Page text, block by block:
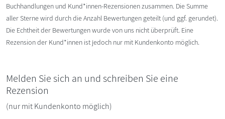
Buchhandlungen und Kund*innen-Rezensionen zusammen. Die Summe
aller Sterne wird durch die Anzahl Bewertungen geteilt (und ggf. gerundet).
Die Echtheit der Bewertungen wurde von uns nicht überprüft. Eine
Rezension der Kund*innen ist jedoch nur mit Kundenkonto möglich.
Melden Sie sich an und schreiben Sie eine
Rezension
(nur mit Kundenkonto möglich)